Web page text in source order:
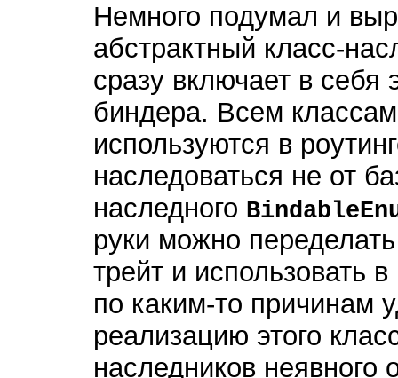
Немного подумал и
абстрактный класс-
сразу включает в себя
биндера. Всем
используются в
наследоваться не от
наследного
руки можно
трейт и использовать
по каким-то причинам
реализацию этого
наследников неявного